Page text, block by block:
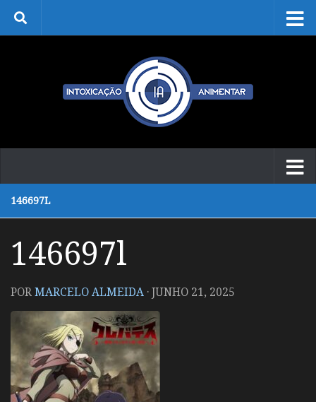
Skip to content
146697L
146697l
PORMARCELO ALMEIDA ·JUNHO 21, 2025